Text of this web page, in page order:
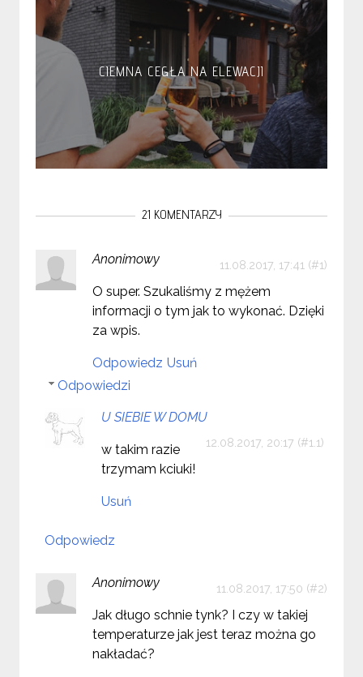
CIEMNA CEGŁA NA ELEWACJI
21 KOMENTARZY
Anonimowy 11.08.2017, 17:41
O super. Szukaliśmy z mężem
informacji o tym jak to wykonać. Dzięki
za wpis.
Odpowiedz Usuń
Odpowiedzi
U SIEBIE W DOMU
12.08.2017, 20:17
w takim razie
trzymam kciuki!
Usuń
Odpowiedz
Anonimowy 11.08.2017, 17:50
Jak długo schnie tynk? I czy w takiej
temperaturze jak jest teraz można go
nakładać?